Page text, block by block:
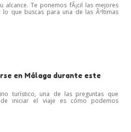
alcance. Te ponemos fÃ¡cil las mejores
que buscas para una de las Ãºltimas
en Málaga durante este
turístico, una de las preguntas que
de iniciar el viaje es cómo podemos